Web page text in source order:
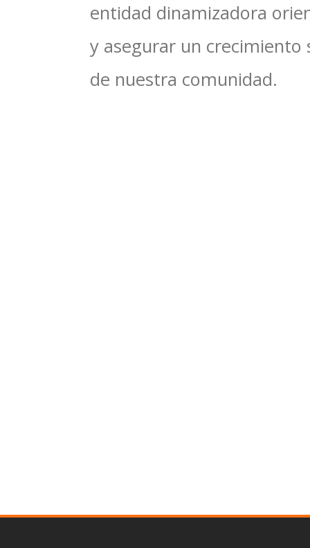
entidad dinamizadora
y asegurar un crecimiento
de nuestra comunidad.